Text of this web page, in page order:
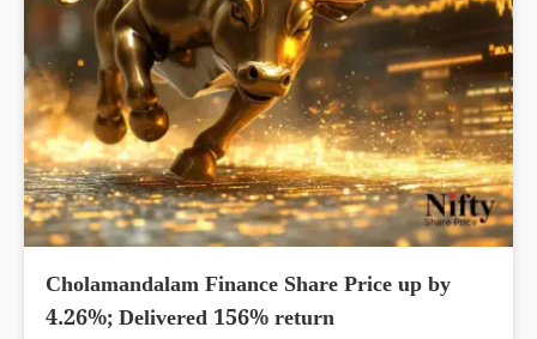
Cholamandalam Finance Share Price up by
4.26%; Delivered 156% return